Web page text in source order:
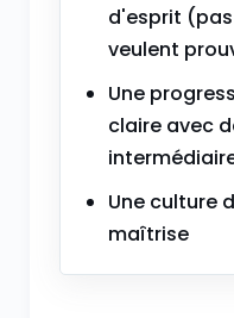
d'esprit
veulent
Une
claire avec
Une culture
maîtrise